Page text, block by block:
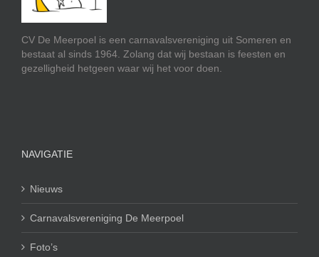
CV De Meerpoel is een carnavalsvereniging uit Someren en
bestaat al sinds 1964. Zolang dat wij bestaan is feesten en
gezelligheid hetgeen waar wij het voor doen.
NAVIGATIE
Nieuws
Carnavalsvereniging De Meerpoel
Foto’s